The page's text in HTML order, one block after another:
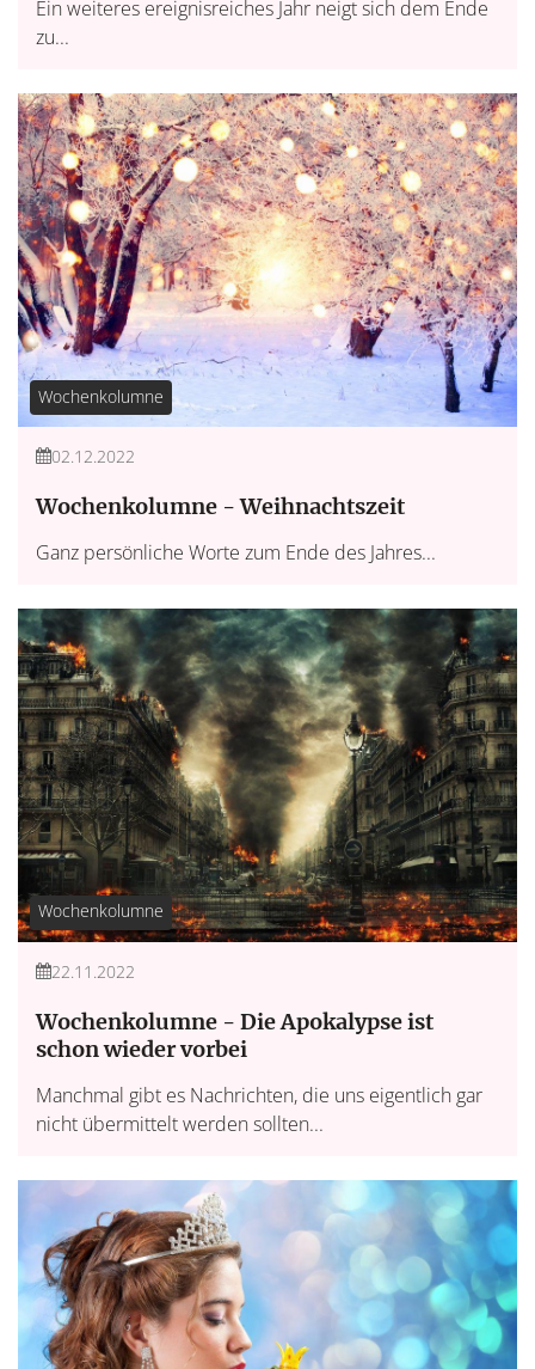
Ein weiteres ereignisreiches Jahr neigt sich dem Ende
zu...
Wochenkolumne
02.12.2022
Wochenkolumne - Weihnachtszeit
Ganz persönliche Worte zum Ende des Jahres...
Wochenkolumne
22.11.2022
Wochenkolumne - Die Apokalypse ist
schon wieder vorbei
Manchmal gibt es Nachrichten, die uns eigentlich gar
nicht übermittelt werden sollten...